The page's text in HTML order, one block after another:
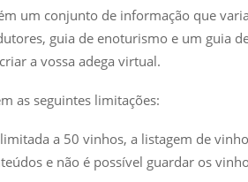
um conjunto de informação que
guia de enoturismo e um guia
a vossa adega virtual.
as seguintes limitações:
a 50 vinhos, a listagem de
e não é possível guardar os